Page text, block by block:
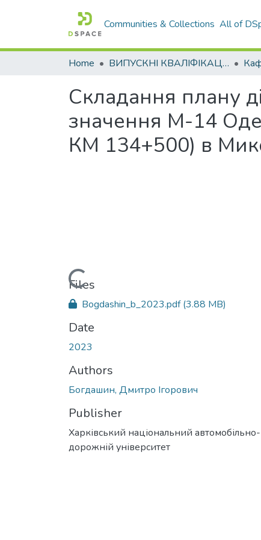
Communities & Collections All of
Home ВИПУСКНІ КВАЛІФІКАЦІЙНІ РОБОТИ
Складання плану
значення М-14
КМ 134+500) в
Loading...
Files
Bogdashin_b_2023.pdf(3.88 MB)
Date
2023
Authors
Богдашин, Дмитро Ігорович
Publisher
Харківський національний автомобільно-
дорожній університет